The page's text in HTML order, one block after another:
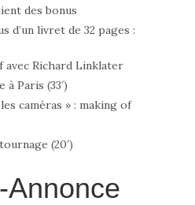
des bonus
d’un livret de 32 pages :
avec Richard Linklater
Paris (33′)
caméras » : making of
(20′)
Annonce